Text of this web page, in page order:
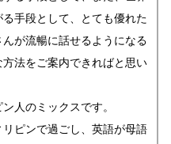
手段として、とても優れた
が流暢に話せるようになる
法をご案内できればと思い
人のミックスです。
リピンで過ごし、英語が母語